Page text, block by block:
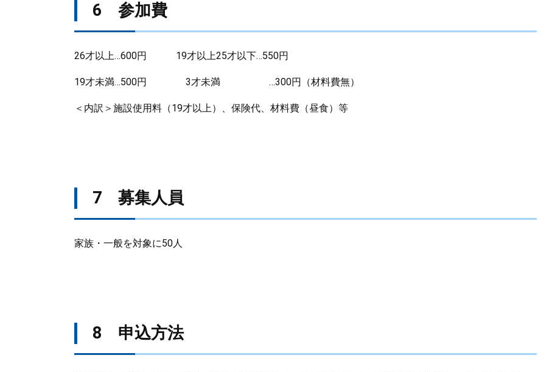
6 参加費
26才以上…600円 19才以上25才以下…550円
19才未満…500円 3才未満 …300円（材料費無）
＜内訳＞施設使用料（19才以上）、保険代、材料費（昼食）等
7 募集人員
家族・一般を対象に50人
8 申込方法